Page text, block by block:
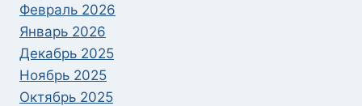
Февраль 2026
Январь 2026
Декабрь 2025
Ноябрь 2025
Октябрь 2025